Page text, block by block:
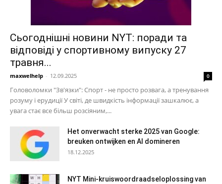
Сьогоднішні новини NYT: поради та
відповіді у спортивному випуску 27
травня...
maxwelhelp - 12.09.2025 0
Головоломки "Зв'язки": Спорт - не просто розвага, а тренування
розуму і ерудиції У світі, де швидкість інформації зашкалює, а
увага стає все більш розсіяним,...
Het onverwacht sterke 2025 van Google:
breuken ontwijken en AI domineren
18.12.2025
NYT Mini-kruiswoordraadseloplossing van